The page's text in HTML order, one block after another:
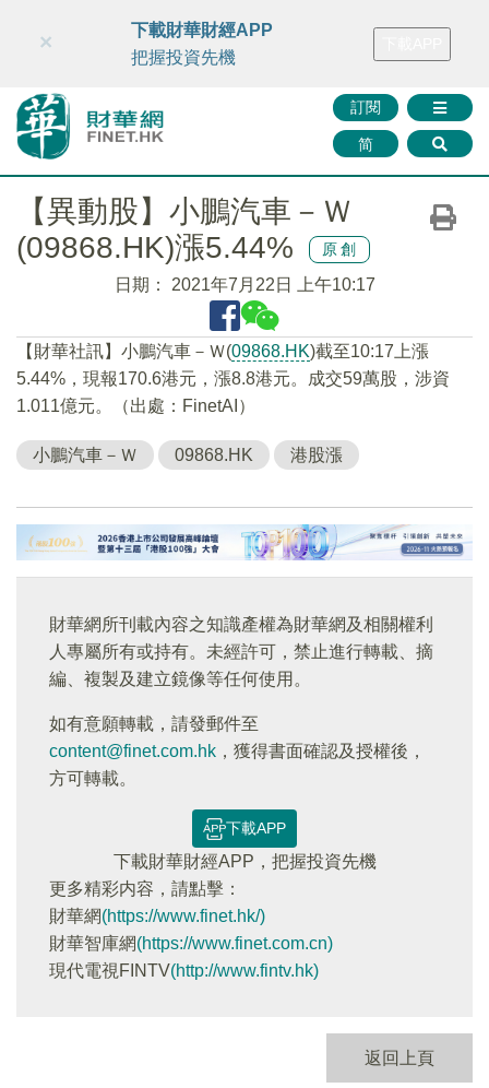
財華智庫網 FINTV FINMETA 財華證券 媒體矩陣
訂閱
简
×
下載財華財經APP
把握投資先機
【異動股】小鵬汽車－Ｗ
(09868.HK)漲5.44%
原創
日期： 2021年7月22日 上午10:17
【財華社訊】小鵬汽車－Ｗ(09868.HK)截至10:17上漲
5.44%，現報170.6港元，漲8.8港元。成交59萬股，涉資
1.011億元。（出處：FinetAI）
小鵬汽車－Ｗ 09868.HK 港股漲
財華網所刊載內容之知識產權為財華網及相關權利
人專屬所有或持有。未經許可，禁止進行轉載、摘
編、複製及建立鏡像等任何使用。
如有意願轉載，請發郵件至
content@finet.com.hk ，獲得書面確認及授權後，
方可轉載。
下載APP
下載財華財經APP，把握投資先機
更多精彩内容，請點擊：
財華網(https://www.finet.hk/)
財華智庫網(https://www.finet.com.cn)
現代電視FINTV(http://www.fintv.hk)
返回上頁